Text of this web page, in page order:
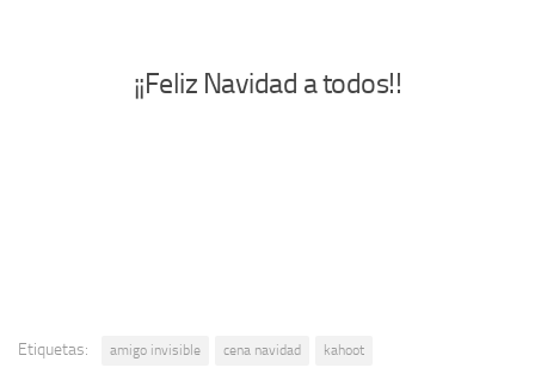
¡¡Feliz Navidad a todos!!
Etiquetas: amigo invisible cena navidad kahoot